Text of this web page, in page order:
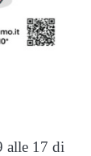
alle 17 di